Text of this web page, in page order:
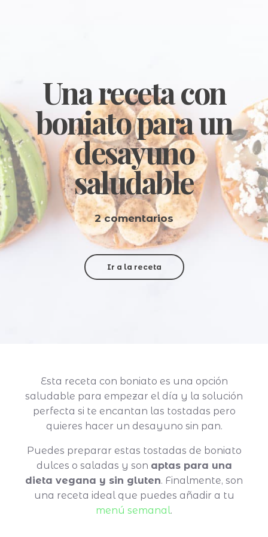
Una receta con
boniato para un
desayuno
saludable
2 comentarios
Ir a la receta
Esta receta con boniato es una opción
saludable para empezar el día y la solución
perfecta si te encantan las tostadas pero
quieres hacer un desayuno sin pan.
Puedes preparar estas tostadas de boniato
dulces o saladas y son aptas para una
dieta vegana y sin gluten. Finalmente, son
una receta ideal que puedes añadir a tu
menú semanal.